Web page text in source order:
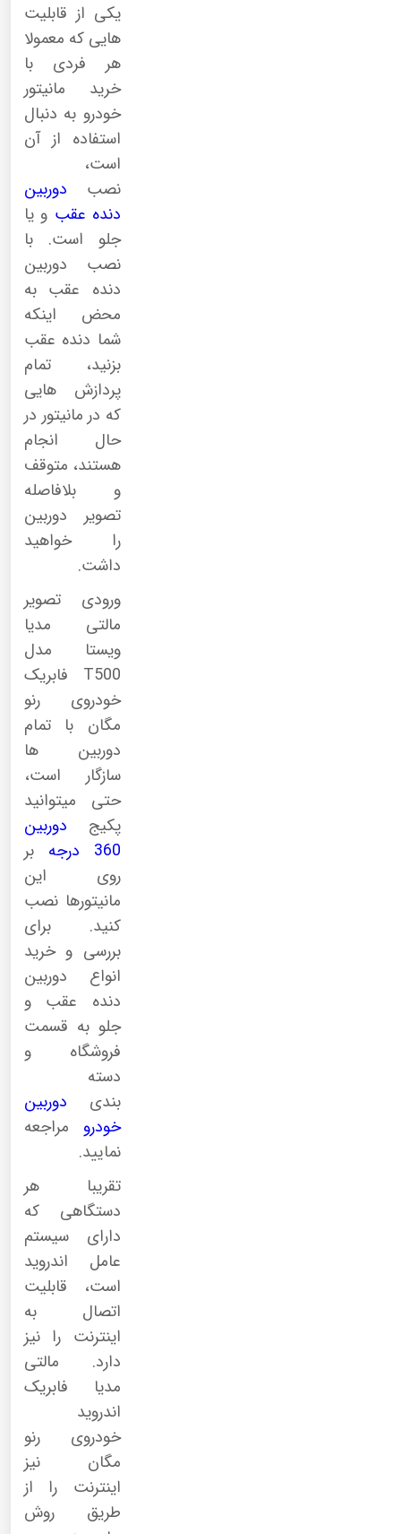
یکی از قابلیت
هایی که معمولا
هر فردی با
خرید مانیتور
خودرو به دنبال
استفاده از آن
است،
نصب دوربین
دنده عقب و یا
جلو است. با
نصب دوربین
دنده عقب به
محض اینکه
شما دنده عقب
بزنید، تمام
پردازش هایی
که در مانیتور در
حال انجام
هستند، متوقف
و بلافاصله
تصویر دوربین
را خواهید
داشت.
ورودی تصویر
مالتی مدیا
ویستا مدل
T500 فابریک
خودروی رنو
مگان با تمام
دوربین ها
سازگار است،
حتی میتوانید
پکیج دوربین
360 درجه
بر
روی این
مانیتورها نصب
کنید. برای
بررسی و خرید
انواع دوربین
دنده عقب و
جلو به قسمت
فروشگاه و
دسته
بندی دوربین
خودرو مراجعه
نمایید.
تقریبا هر
دستگاهی که
دارای سیستم
عامل اندروید
است، قابلیت
اتصال به
اینترنت را نیز
دارد. مالتی
مدیا فابریک
اندروید
خودروی رنو
مگان نیز
اینترنت را از
طریق روش